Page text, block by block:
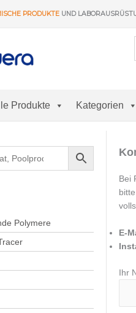
PRODUKTE UND
Produkte Kategorien
Polymere
Bei
E-
Ihr